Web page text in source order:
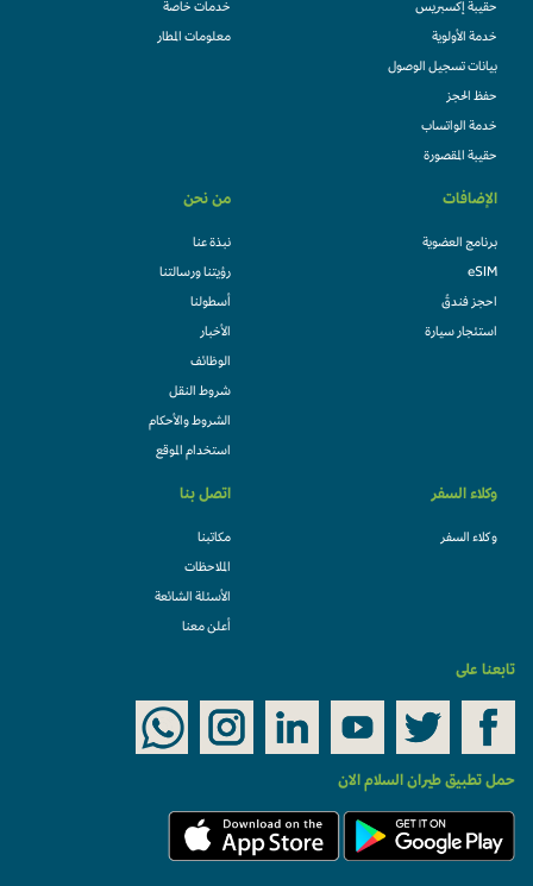
حقيبة إكسبريس
خدمة الأولوية
بيانات تسجيل الوصول
حفظ الحجز
خدمة الواتساب
حقيبة المقصورة
خدمات خاصة
معلومات المطار
الإضافات
برنامج العضوية
eSIM
احجز فندقً
استئجار سيارة
من نحن
نبذة عنا
رؤيتنا ورسالتنا
أسطولنا
الأخبار
الوظائف
شروط النقل
الشروط والأحكام
استخدام الموقع
وكلاء السفر
وكلاء السفر
اتصل بنا
مكاتبنا
الملاحظات
الأسئلة الشائعة
أعلن معنا
تابعنا على
حمل تطبيق طيران السلام الان